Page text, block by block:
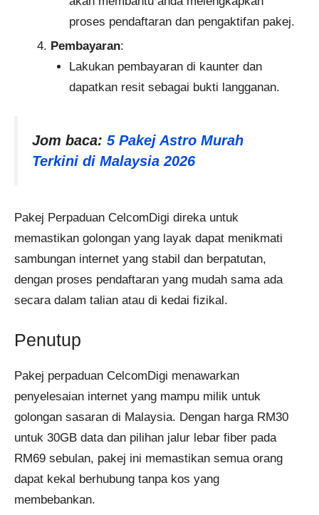
proses pendaftaran dan pengaktifan pakej.
Pembayaran:
Lakukan pembayaran di kaunter dan
dapatkan resit sebagai bukti langganan.
Jom baca: 5 Pakej Astro Murah
Terkini di Malaysia 2026
Pakej Perpaduan CelcomDigi direka untuk
memastikan golongan yang layak dapat menikmati
sambungan internet yang stabil dan berpatutan,
dengan proses pendaftaran yang mudah sama ada
secara dalam talian atau di kedai fizikal.
Penutup
Pakej perpaduan CelcomDigi menawarkan
penyelesaian internet yang mampu milik untuk
golongan sasaran di Malaysia. Dengan harga RM30
untuk 30GB data dan pilihan jalur lebar fiber pada
RM69 sebulan, pakej ini memastikan semua orang
dapat kekal berhubung tanpa kos yang
membebankan.